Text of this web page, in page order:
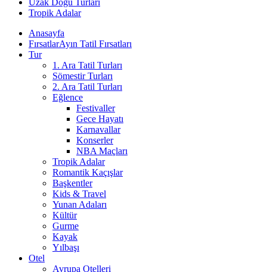
Tropik Adalar
Anasayfa
FırsatlarAyın Tatil Fırsatları
Tur
1. Ara Tatil Turları
Sömestir Turları
2. Ara Tatil Turları
Eğlence
Festivaller
Gece Hayatı
Karnavallar
Konserler
NBA Maçları
Tropik Adalar
Romantik Kaçışlar
Başkentler
Kids & Travel
Yunan Adaları
Kültür
Gurme
Kayak
Yılbaşı
Otel
Avrupa Otelleri